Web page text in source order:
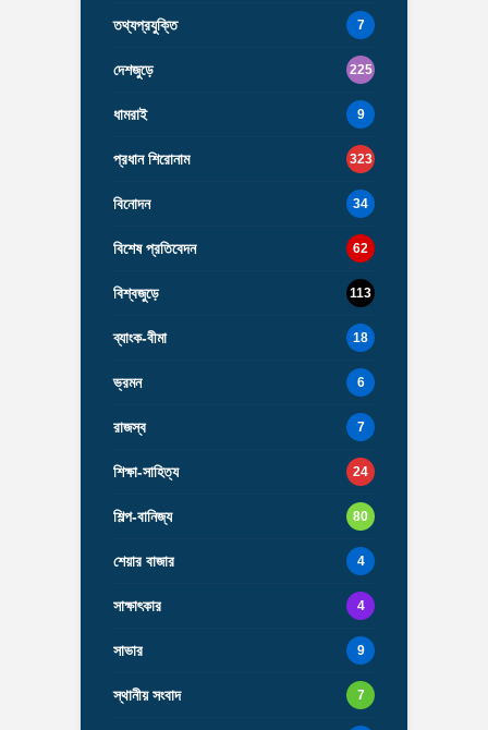
তথ্যপ্রযুক্তি 7
দেশজুড়ে 225
ধামরাই 9
প্রধান শিরোনাম 323
বিনোদন 34
বিশেষ প্রতিবেদন 62
বিশ্বজুড়ে 113
ব্যাংক-বীমা 18
ভ্রমন 6
রাজস্ব 7
শিক্ষা-সাহিত্য 24
শিল্প-বানিজ্য 80
শেয়ার বাজার 4
সাক্ষাৎকার 4
সাভার 9
স্থানীয় সংবাদ 7